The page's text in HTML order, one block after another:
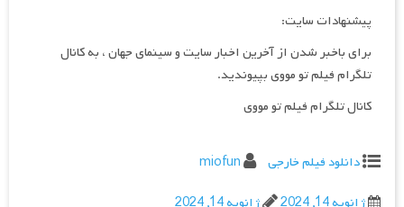
پیشنهادات سایت:
برای باخبر شدن از آخرین اخبار سایت و سینمای جهان ، به کانال
تلگرام فیلم تو مووی بپیوندید.
کانال تلگرام فیلم تو مووی
دانلود فیلم خارجی
miofun
ژانویه 14, 2024
ژانویه 14, 2024